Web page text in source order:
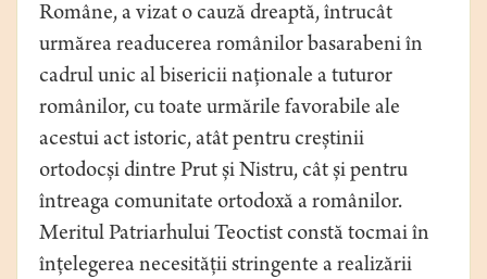
Române, a vizat o cauză dreaptă, întrucât
urmărea readucerea românilor basarabeni în
cadrul unic al bisericii naționale a tuturor
românilor, cu toate urmările favorabile ale
acestui act istoric, atât pentru creștinii
ortodocși dintre Prut și Nistru, cât și pentru
întreaga comunitate ortodoxă a românilor.
Meritul Patriarhului Teoctist constă tocmai în
înțelegerea necesității stringente a realizării